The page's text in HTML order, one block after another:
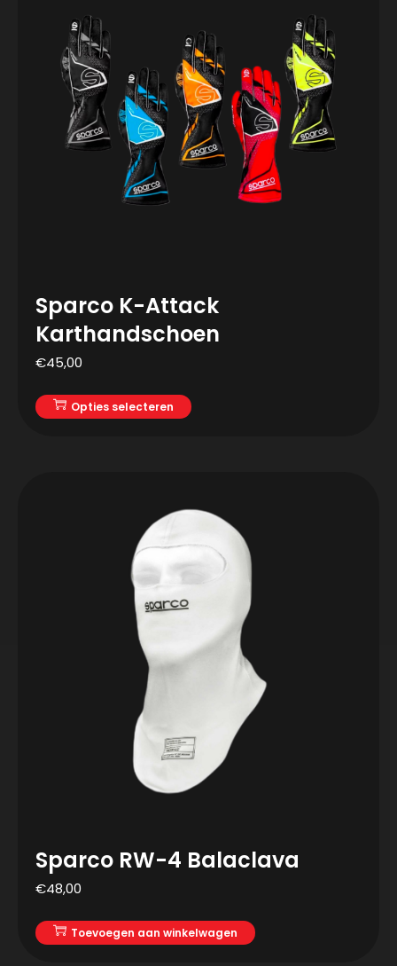
Sparco K-Attack
Karthandschoen
€45,00
Opties selecteren
Sparco RW-4 Balaclava
€48,00
Toevoegen aan winkelwagen